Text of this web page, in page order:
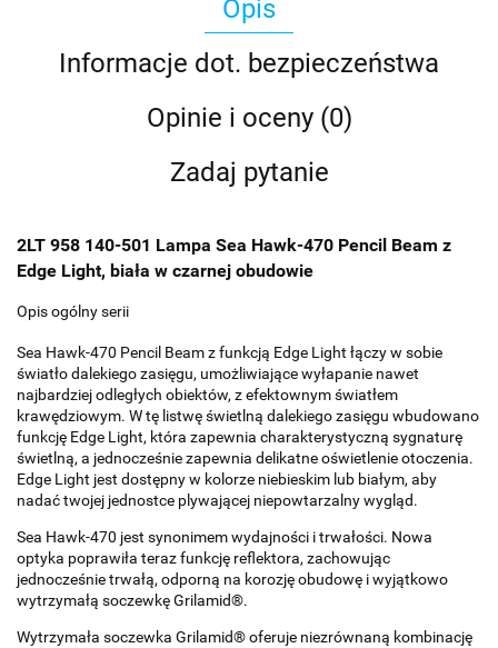
Opis
Informacje dot. bezpieczeństwa
Opinie i oceny (0)
Zadaj pytanie
2LT 958 140-501 Lampa Sea Hawk-470 Pencil Beam z
Edge Light, biała w czarnej obudowie
Opis ogólny serii
Sea Hawk-470 Pencil Beam z funkcją Edge Light łączy w sobie
światło dalekiego zasięgu, umożliwiające wyłapanie nawet
najbardziej odległych obiektów, z efektownym światłem
krawędziowym. W tę listwę świetlną dalekiego zasięgu wbudowano
funkcję Edge Light, która zapewnia charakterystyczną sygnaturę
świetlną, a jednocześnie zapewnia delikatne oświetlenie otoczenia.
Edge Light jest dostępny w kolorze niebieskim lub białym, aby
nadać twojej jednostce plywającej niepowtarzalny wygląd.
Sea Hawk-470 jest synonimem wydajności i trwałości. Nowa
optyka poprawiła teraz funkcję reflektora, zachowując
jednocześnie trwałą, odporną na korozję obudowę i wyjątkowo
wytrzymałą soczewkę Grilamid®.
Wytrzymała soczewka Grilamid® oferuje niezrównaną kombinację